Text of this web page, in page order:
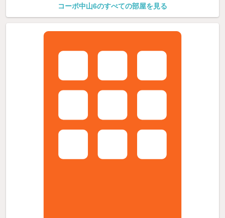
コーポ中山6のすべての部屋を見る